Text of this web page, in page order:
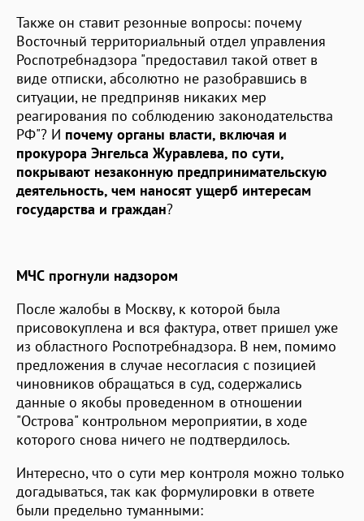
Также он ставит резонные вопросы: почему
Восточный территориальный отдел управления
Роспотребнадзора "предоставил такой ответ в
виде отписки, абсолютно не разобравшись в
ситуации, не предприняв никаких мер
реагирования по соблюдению законодательства
РФ"? И почему органы власти, включая и
прокурора Энгельса Журавлева, по сути,
покрывают незаконную предпринимательскую
деятельность, чем наносят ущерб интересам
государства и граждан?
МЧС прогнули надзором
После жалобы в Москву, к которой была
присовокуплена и вся фактура, ответ пришел уже
из областного Роспотребнадзора. В нем, помимо
предложения в случае несогласия с позицией
чиновников обращаться в суд, содержались
данные о якобы проведенном в отношении
"Острова" контрольном мероприятии, в ходе
которого снова ничего не подтвердилось.
Интересно, что о сути мер контроля можно только
догадываться, так как формулировки в ответе
были предельно туманными: